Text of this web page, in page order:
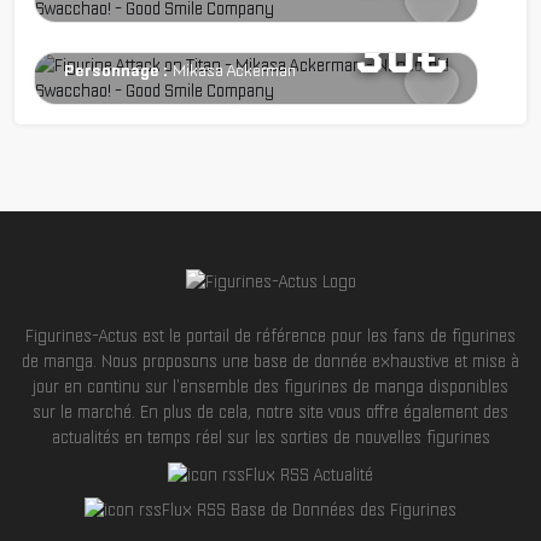
30€
Série :
Personnage : Mikasa Ackerman
Figurines-Actus est le portail de référence pour les fans de figurines
de manga. Nous proposons une base de donnée exhaustive et mise à
jour en continu sur l'ensemble des figurines de manga disponibles
sur le marché. En plus de cela, notre site vous offre également des
actualités en temps réel sur les sorties de nouvelles figurines
Flux RSS Actualité
Flux RSS Base de Données des Figurines